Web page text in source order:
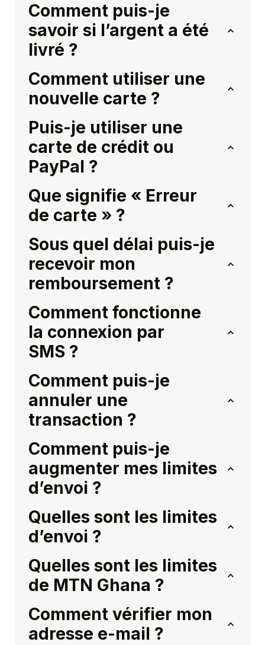
Comment puis-je
savoir si l’argent a été
livré ?
Comment utiliser une
nouvelle carte ?
Puis-je utiliser une
carte de crédit ou
PayPal ?
Que signifie « Erreur
de carte » ?
Sous quel délai puis-je
recevoir mon
remboursement ?
Comment fonctionne
la connexion par
SMS ?
Comment puis-je
annuler une
transaction ?
Comment puis-je
augmenter mes limites
d’envoi ?
Quelles sont les limites
d’envoi ?
Quelles sont les limites
de MTN Ghana ?
Comment vérifier mon
adresse e-mail ?